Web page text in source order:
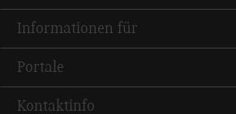
Informationen für
Portale
Kontaktinfo